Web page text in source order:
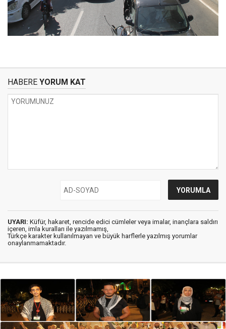
HABERE YORUM KAT
UYARI: Küfür, hakaret, rencide edici cümleler veya imalar, inançlara saldırı
içeren, imla kuralları ile yazılmamış,
Türkçe karakter kullanılmayan ve büyük harflerle yazılmış yorumlar
onaylanmamaktadır.